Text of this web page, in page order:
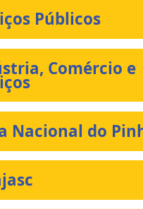
Públicos
Comércio e
Nacional do